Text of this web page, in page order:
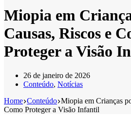
Miopia em
Causas, Riscos e
Proteger a Visão
26 de janeiro de 2026
Conteúdo, Notícias
Home Conteúdo Miopia em Crianças
Como Proteger a Visão Infantil